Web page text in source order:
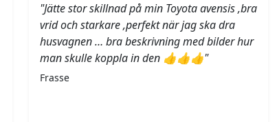
"Jätte stor skillnad på min Toyota avensis ,bra
vrid och starkare ,perfekt när jag ska dra
husvagnen … bra beskrivning med bilder hur
man skulle koppla in den 👍👍👍"
Frasse